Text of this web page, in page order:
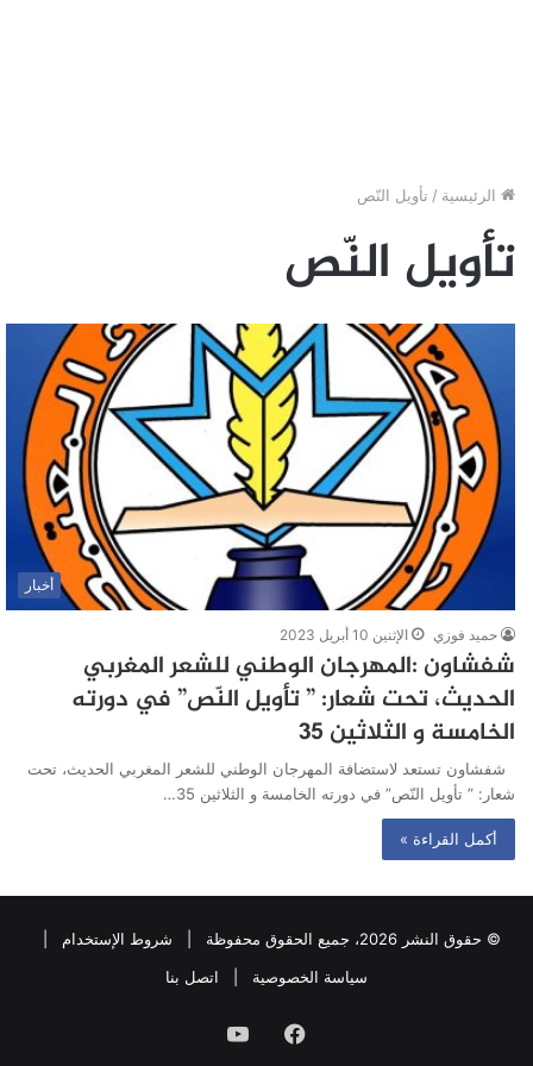
الرئيسية / تأويل النّص
تأويل النّص
أخبار
حميد فوزي الإثنين 10 أبريل 2023
شفشاون :المهرجان الوطني للشعر المغربي
الحديث، تحت شعار: ” تأويل النّص” في دورته
الخامسة و الثلاثين 35
شفشاون تستعد لاستضافة المهرجان الوطني للشعر المغربي الحديث، تحت
شعار: ” تأويل النّص” في دورته الخامسة و الثلاثين 35…
أكمل القراءة »
© حقوق النشر 2026، جميع الحقوق محفوظة | شروط الإستخدام
سياسة الخصوصية
اتصل بنا
فيسبوكيوتيوب